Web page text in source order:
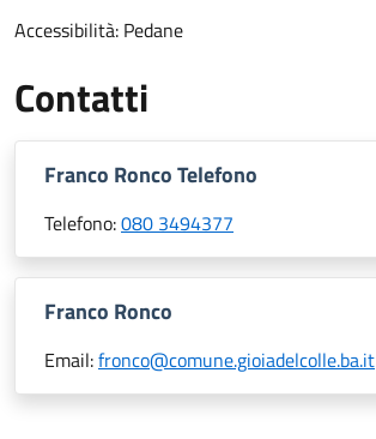
Accessibilità: Pedane
Contatti
Franco Ronco Telefono
Telefono:080 3494377
Franco Ronco
Email:fronco@comune.gioiadelcolle.ba.it